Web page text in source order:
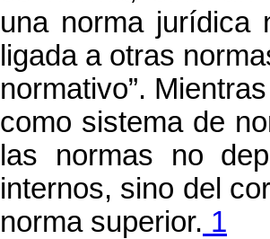
una norma jurídica
ligada a otras
normativo”.
como sistema de
las normas no
internos, sino del
norma superior. 1